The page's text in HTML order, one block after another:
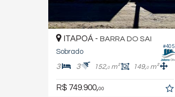
#405
ITAPOÁ - BARRA DO SAI
Sobrado
3 3 152,0m² 149,0m²
R$ 749.900,00